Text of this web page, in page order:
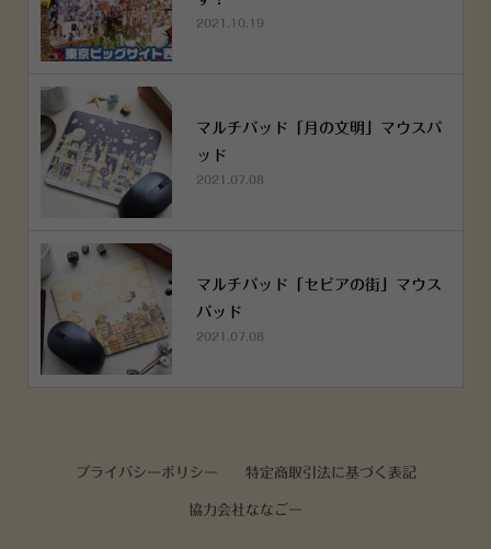
2021.10.19
マルチパッド「月の文明」マウスパ
ッド
2021.07.08
マルチパッド「セピアの街」マウス
パッド
2021.07.08
プライバシーポリシー 特定商取引法に基づく表記
協力会社ななごー